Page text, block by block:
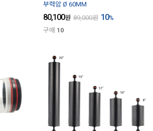
부력암 Ø 60MM
80,100원 89,000원 10%
구매 10